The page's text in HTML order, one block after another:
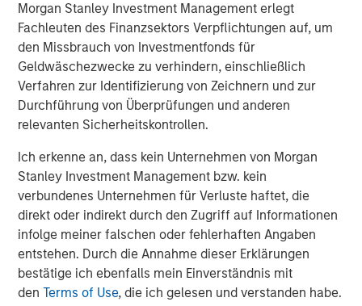
Morgan Stanley Investment Management erlegt
Fachleuten des Finanzsektors Verpflichtungen auf, um
den Missbrauch von Investmentfonds für
Geldwäschezwecke zu verhindern, einschließlich
Verfahren zur Identifizierung von Zeichnern und zur
Durchführung von Überprüfungen und anderen
relevanten Sicherheitskontrollen.
Ich erkenne an, dass kein Unternehmen von Morgan
Stanley Investment Management bzw. kein
verbundenes Unternehmen für Verluste haftet, die
direkt oder indirekt durch den Zugriff auf Informationen
infolge meiner falschen oder fehlerhaften Angaben
entstehen. Durch die Annahme dieser Erklärungen
bestätige ich ebenfalls mein Einverständnis mit
denTerms of Use, die ich gelesen und verstanden habe.
solutions. By making CareVue, RCM Cloud and ChartLogic
available in the cloud and combining them with a
subscription service, Medsphere has dramatically
reduced the financial and technological burdens that
have historically fallen on healthcare organizations
themselves, thus allowing customers to achieve their
ultimate goals of lowering costs and delivering the
highest quality care to patients.
About Medsphere
Founded in 2002 and based in Carlsbad,
Calif.,Medsphere Systems Corporationis an organization
of committed clinical and technology professionals
working to positively impact patient care by delivering
award-winning healthcare IT solutions for providers of